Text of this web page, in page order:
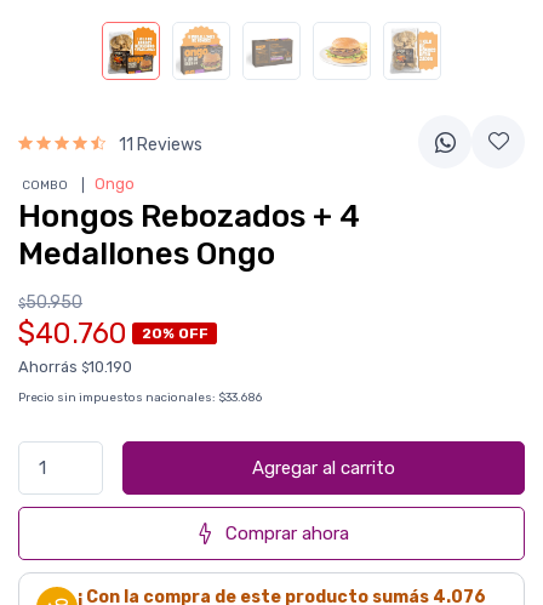
11 Reviews
COMBO Ongo
Hongos Rebozados + 4
Medallones Ongo
$50.950
$40.760 20% OFF
Ahorrás $10.190
Precio sin impuestos nacionales: $33.686
Agregar al carrito
Comprar ahora
¡ Con la compra de este producto sumás 4.076